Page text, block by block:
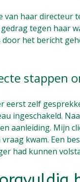
van haar directeur
tegen haar
het bericht
stappen
eerst zelf
ingeschakeld.
aanleiding. Mijn
kwam. Een
had kunnen